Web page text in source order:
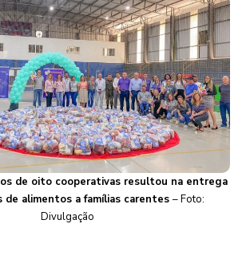
de oito cooperativas resultou na entrega
de alimentos a famílias carentes – Foto:
Divulgação